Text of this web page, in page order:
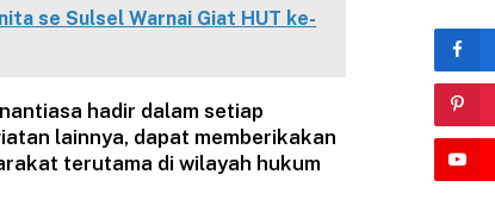
se Sulsel Warnai Giat HUT ke-
hadir dalam setiap
lainnya, dapat memberikakan
terutama di wilayah hukum